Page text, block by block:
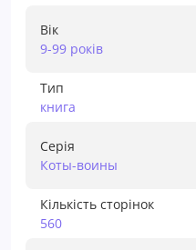
Вік
9-99 рокiв
Тип
книга
Серія
Коты-воины
Кількість сторінок
560